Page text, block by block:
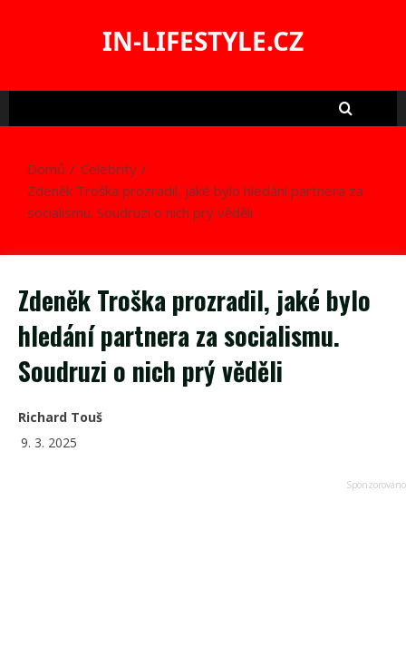
IN-LIFESTYLE.CZ
Domů
Celebrity
Zdeněk Troška prozradil, jaké bylo hledání partnera za
socialismu. Soudruzi o nich prý věděli
Zdeněk Troška prozradil, jaké bylo
hledání partnera za socialismu.
Soudruzi o nich prý věděli
Richard Touš
9. 3. 2025